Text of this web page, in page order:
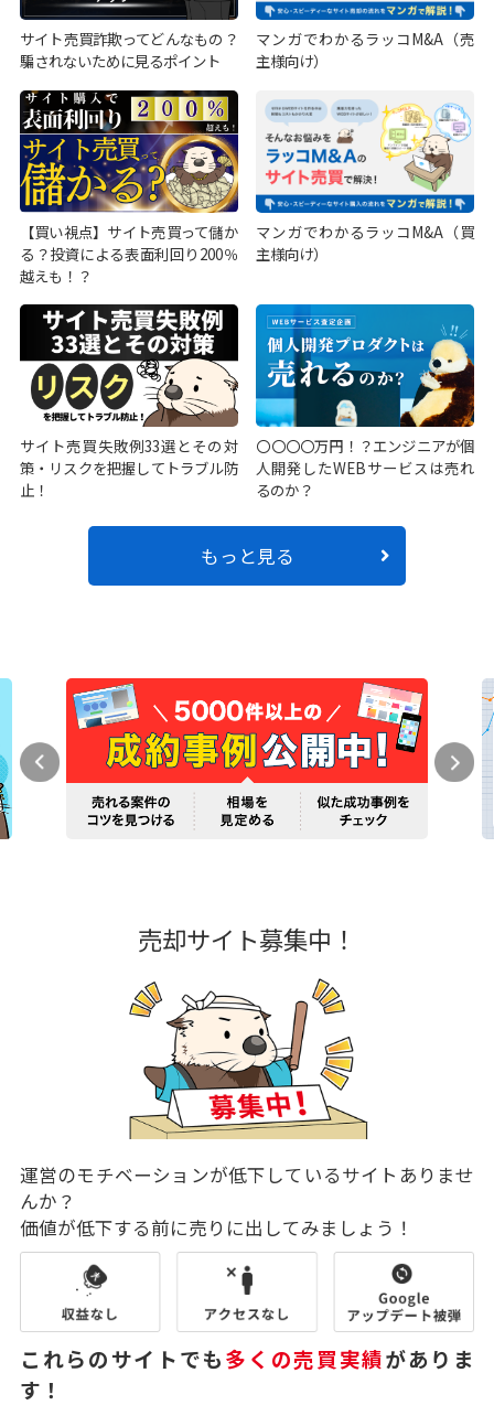
サイト売買詐欺ってどんなもの？
騙されないために見るポイント
マンガでわかるラッコM&A（売
主様向け）
【買い視点】サイト売買って儲か
る？投資による表面利回り200％
越えも！？
マンガでわかるラッコM&A（買
主様向け）
サイト売買失敗例33選とその対
策・リスクを把握してトラブル防
止！
〇〇〇〇万円！？エンジニアが個
人開発したWEBサービスは売れ
るのか？
もっと見る
売却サイト募集中！
運営のモチベーションが低下しているサイトありませ
んか？
価値が低下する前に売りに出してみましょう！
これらのサイトでも多くの売買実績がありま
す！